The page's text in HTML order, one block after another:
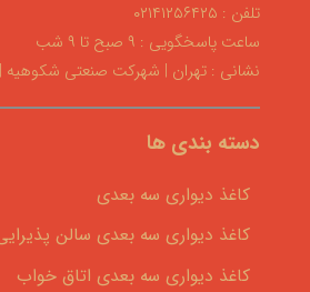
تلفن : ۰۲۱۴۱۲۵۶۴۲۵
ساعت پاسخگویی : ۹ صبح تا ۹ شب
نشانی : تهران | شهرکت صنعتی شکوهیه |
دسته بندی ها
کاغذ دیواری سه بعدی
کاغذ دیواری سه بعدی سالن
کاغذ دیواری سه بعدی اتاق خواب